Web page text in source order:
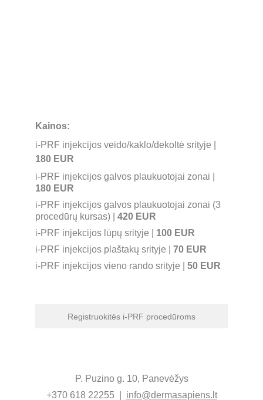
Registruokitės i-PRF procedūroms
Kainos:
i-PRF injekcijos veido/kaklo/dekoltė srityje |
180 EUR
i-PRF injekcijos galvos plaukuotojai zonai |
180 EUR
i-PRF injekcijos galvos plaukuotojai zonai (3
procedūrų kursas) | 420 EUR
i-PRF injekcijos lūpų srityje | 100 EUR
i-PRF injekcijos plaštakų srityje | 70 EUR
i-PRF injekcijos vieno rando srityje | 50 EUR
P. Puzino g. 10, Panevėžys
+370 618 22255  | info@dermasapiens.lt